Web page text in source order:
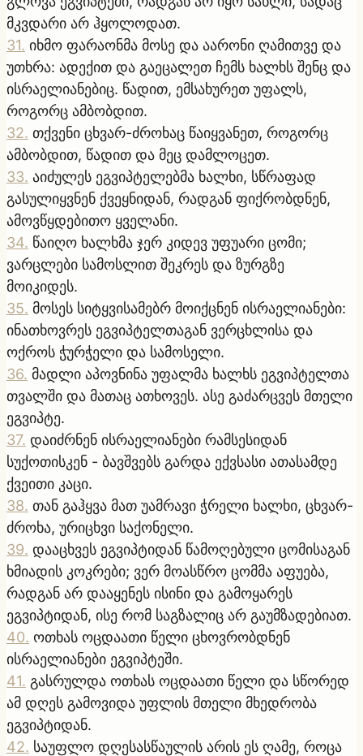
მკვდარი არ ჰყოლოდათ.
31. იხმო ფარაონმა მოსე და აარონი ღამითვე და
უთხრა: ადექით და გაეცალეთ ჩემს ხალხს შენც და
ისრაელიანებიც. წადით, ემსახურეთ უფალს,
როგორც ამბობდით.
32. თქვენი ცხვარ-ძროხაც წაიყვანეთ, როგორც
ამბობდით, წადით და მეც დამლოცეთ.
33. აიძულეს ეგვიპტელებმა ხალხი, სწრაფად
გასულიყვნენ ქვეყნიდან, რადგან ფიქრობდნენ,
ამოვწყდებითო ყველანი.
34. წაიღო ხალხმა ჯერ კიდევ უფუარი ცომი;
ვარცლები სამოსლით შეკრეს და ზურგზე
მოიკიდეს.
35. მოსეს სიტყვისამებრ მოიქცნენ ისრაელიანები:
ინათხოვრეს ეგვიპტელთაგან ვერცხლისა და
ოქროს ჭურჭელი და სამოსელი.
36. მადლი აპოვნინა უფალმა ხალხს ეგვიპტელთა
თვალში და მათაც ათხოვეს. ასე გაძარცვეს მთელი
ეგვიპტე.
37. დაიძრნენ ისრაელიანები რამსესიდან
სუქოთისკენ - ბავშვებს გარდა ექვსასი ათასამდე
ქვეითი კაცი.
38. თან გაჰყვა მათ უამრავი ჭრელი ხალხი, ცხვარ-
ძროხა, ურიცხვი საქონელი.
39. დააცხვეს ეგვიპტიდან წამოღებული ცომისაგან
ხმიადის კოკრები; ვერ მოასწრო ცომმა აფუება,
რადგან არ დააყენეს ისინი და გამოყარეს
ეგვიპტიდან, ისე რომ საგზალიც არ გაუმზადებიათ.
40. ოთხას ოცდაათი წელი ცხოვრობდნენ
ისრაელიანები ეგვიპტეში.
41. გასრულდა ოთხას ოცდაათი წელი და სწორედ
ამ დღეს გამოვიდა უფლის მთელი მხედრობა
ეგვიპტიდან.
42. საუფლო დღესასწაულის არის ეს ღამე, როცა